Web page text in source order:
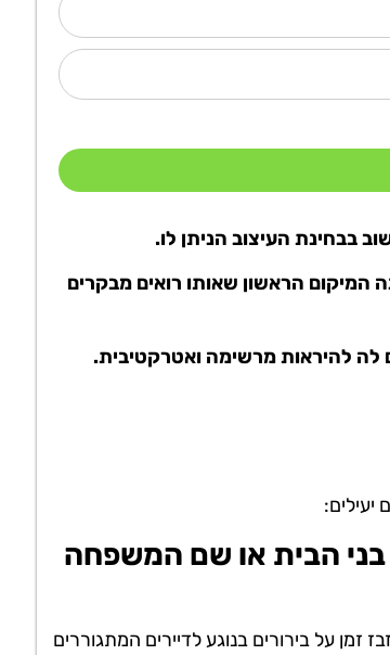
בבחינת העיצוב הניתן לו.
המיקום הראשון שאותו רואים מבקרים
לה להיראות מרשימה ואטרקטיבית.
הבית או שם המשפחה
על בירורים בנוגע לדיירים המתגוררים